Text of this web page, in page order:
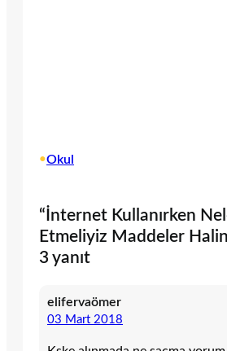
•Okul
“İnternet Kullanırken
Etmeliyiz Maddeler
3 yanıt
elifervaömer
03 Mart 2018